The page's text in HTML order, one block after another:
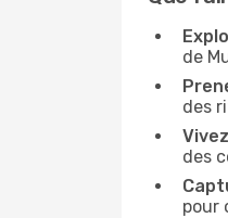
de
des
des
pour